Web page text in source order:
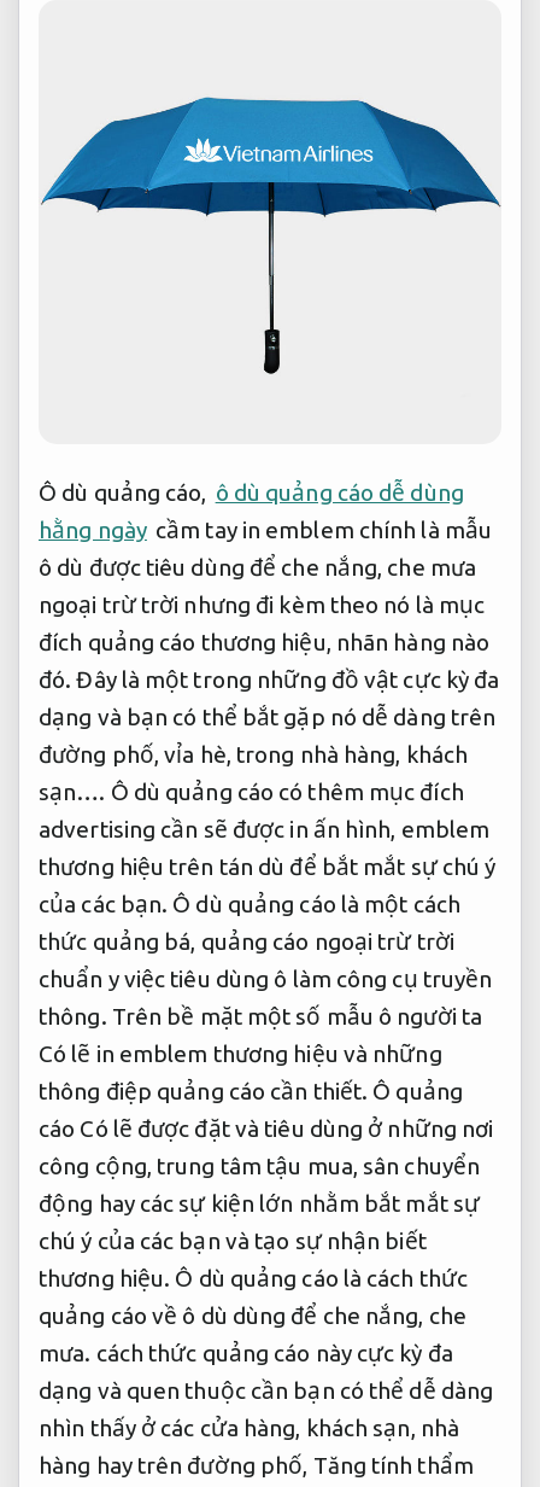
Ô dù quảng cáo, ô dù quảng cáo dễ dùng
hằng ngày cầm tay in emblem chính là mẫu
ô dù được tiêu dùng để che nắng, che mưa
ngoại trừ trời nhưng đi kèm theo nó là mục
đích quảng cáo thương hiệu, nhãn hàng nào
đó. Đây là một trong những đồ vật cực kỳ đa
dạng và bạn có thể bắt gặp nó dễ dàng trên
đường phố, vỉa hè, trong nhà hàng, khách
sạn…. Ô dù quảng cáo có thêm mục đích
advertising cần sẽ được in ấn hình, emblem
thương hiệu trên tán dù để bắt mắt sự chú ý
của các bạn. Ô dù quảng cáo là một cách
thức quảng bá, quảng cáo ngoại trừ trời
chuẩn y việc tiêu dùng ô làm công cụ truyền
thông. Trên bề mặt một số mẫu ô người ta
Có lẽ in emblem thương hiệu và những
thông điệp quảng cáo cần thiết. Ô quảng
cáo Có lẽ được đặt và tiêu dùng ở những nơi
công cộng, trung tâm tậu mua, sân chuyển
động hay các sự kiện lớn nhằm bắt mắt sự
chú ý của các bạn và tạo sự nhận biết
thương hiệu. Ô dù quảng cáo là cách thức
quảng cáo về ô dù dùng để che nắng, che
mưa. cách thức quảng cáo này cực kỳ đa
dạng và quen thuộc cần bạn có thể dễ dàng
nhìn thấy ở các cửa hàng, khách sạn, nhà
hàng hay trên đường phố, Tăng tính thẩm